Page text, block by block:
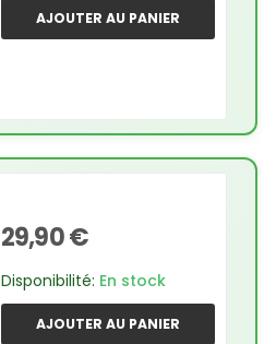
AJOUTER AU PANIER
29,90 €
Disponibilité: En stock
AJOUTER AU PANIER